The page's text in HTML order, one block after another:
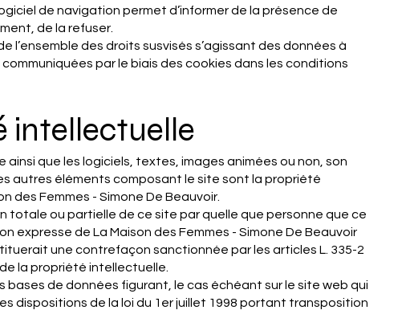
de navigation permet d’informer de la présence de
de la refuser.
l’ensemble des droits susvisés s’agissant des données à
par le biais des cookies dans les conditions
intellectuelle
ainsi que les logiciels, textes, images animées ou non, son
autres éléments composant le site sont la propriété
des Femmes - Simone De Beauvoir.
totale ou partielle de ce site par quelle que personne que ce
expresse de La Maison des Femmes - Simone De Beauvoir
une contrefaçon sanctionnée par les articles L. 335-2
la propriété intellectuelle.
bases de données figurant, le cas échéant sur le site web qui
dispositions de la loi du 1er juillet 1998 portant transposition